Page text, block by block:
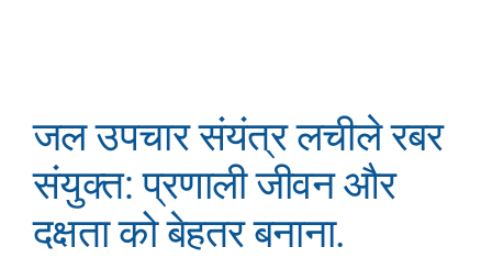
तकनीकी
जल उपचार संयंत्र लचीले रबर
संयुक्त: प्रणाली जीवन और
दक्षता को बेहतर बनाना.